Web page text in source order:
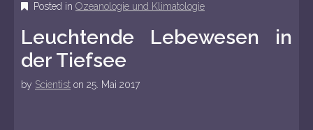
Posted in Ozeanologie und Klimatologie
Leuchtende Lebewesen in
der Tiefsee
by Scientist on 25. Mai 2017